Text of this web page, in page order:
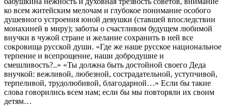
ко всем житейским мелочам и глубокое понимание особого
душевного устроения юной девушки (ставшей впоследствии
монахиней в миру); заботы о счастливом будущем любимой
внучки в чужой стране и желание сохранить в ней все
сокровища русской души. «Где же наше русское национальное
терпение и всепрощение, наши добродушие и
смешливость?..» «Ты должна быть достойной своего Деда
внучкой: вежливой, любезной, сострадательной, уступчивой,
терпеливой, трудолюбивой, благодарной…» Если бы такие
слова говорились всем нам; если бы мы повторяли их своим
детям…